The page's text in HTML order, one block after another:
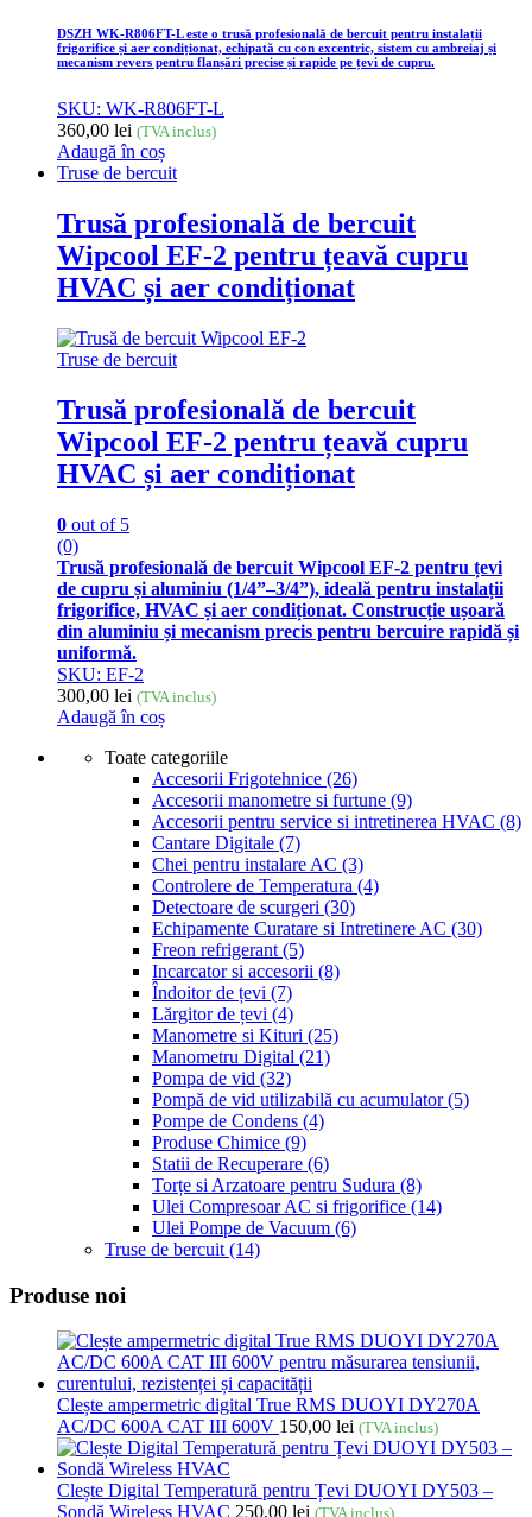
DSZH WK-R806FT-L este o trusă profesională de bercuit pentru instalații
frigorifice și aer condiționat, echipată cu con excentric, sistem cu ambreiaj și
mecanism revers pentru flanșări precise și rapide pe țevi de cupru.
SKU: WK-R806FT-L
360,00 lei (TVA inclus)
Adaugă în coș
Truse de bercuit
Trusă profesională de bercuit
Wipcool EF-2 pentru țeavă cupru
HVAC și aer condiționat
Truse de bercuit
Trusă profesională de bercuit
Wipcool EF-2 pentru țeavă cupru
HVAC și aer condiționat
0 out of 5
(0)
Trusă profesională de bercuit Wipcool EF-2 pentru țevi
de cupru și aluminiu (1/4”–3/4”), ideală pentru instalații
frigorifice, HVAC și aer condiționat. Construcție ușoară
din aluminiu și mecanism precis pentru bercuire rapidă și
uniformă.
SKU: EF-2
300,00 lei (TVA inclus)
Adaugă în coș
Toate categoriile
Accesorii Frigotehnice (26)
Accesorii manometre si furtune (9)
Accesorii pentru service si intretinerea HVAC (8)
Cantare Digitale (7)
Chei pentru instalare AC (3)
Controlere de Temperatura (4)
Detectoare de scurgeri (30)
Echipamente Curatare si Intretinere AC (30)
Freon refrigerant (5)
Incarcator si accesorii (8)
Îndoitor de țevi (7)
Lărgitor de țevi (4)
Manometre si Kituri (25)
Manometru Digital (21)
Pompa de vid (32)
Pompă de vid utilizabilă cu acumulator(5)
Pompe de Condens (4)
Produse Chimice (9)
Statii de Recuperare (6)
Torțe si Arzatoare pentru Sudura (8)
Ulei Compresoar AC si frigorifice (14)
Ulei Pompe de Vacuum (6)
Truse de bercuit (14)
Produse noi
Clește ampermetric digital True RMS DUOYI DY270A
AC/DC 600A CAT III 600V 150,00 lei (TVA inclus)
Clește Digital Temperatură pentru Țevi DUOYI DY503 –
Sondă Wireless HVAC 250,00 lei (TVA inclus)